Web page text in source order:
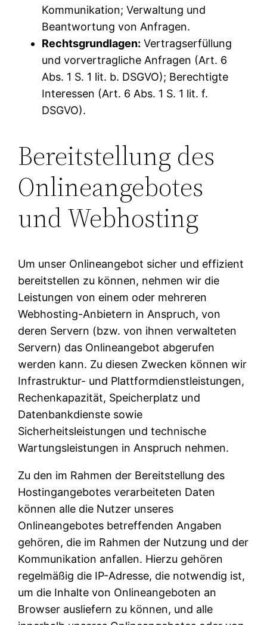
Kommunikation; Verwaltung und
Beantwortung von Anfragen.
Rechtsgrundlagen: Vertragserfüllung
und vorvertragliche Anfragen (Art. 6
Abs. 1 S. 1 lit. b. DSGVO); Berechtigte
Interessen (Art. 6 Abs. 1 S. 1 lit. f.
DSGVO).
Bereitstellung des
Onlineangebotes
und Webhosting
Um unser Onlineangebot sicher und effizient
bereitstellen zu können, nehmen wir die
Leistungen von einem oder mehreren
Webhosting-Anbietern in Anspruch, von
deren Servern (bzw. von ihnen verwalteten
Servern) das Onlineangebot abgerufen
werden kann. Zu diesen Zwecken können wir
Infrastruktur- und Plattformdienstleistungen,
Rechenkapazität, Speicherplatz und
Datenbankdienste sowie
Sicherheitsleistungen und technische
Wartungsleistungen in Anspruch nehmen.
Zu den im Rahmen der Bereitstellung des
Hostingangebotes verarbeiteten Daten
können alle die Nutzer unseres
Onlineangebotes betreffenden Angaben
gehören, die im Rahmen der Nutzung und der
Kommunikation anfallen. Hierzu gehören
regelmäßig die IP-Adresse, die notwendig ist,
um die Inhalte von Onlineangeboten an
Browser ausliefern zu können, und alle